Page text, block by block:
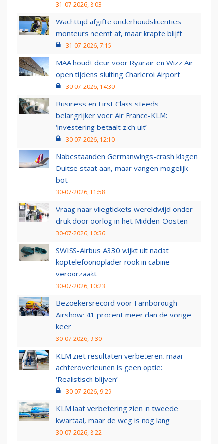
31-07-2026, 8:03
Wachttijd afgifte onderhoudslicenties
monteurs neemt af, maar krapte blijft
31-07-2026, 7:15
MAA houdt deur voor Ryanair en Wizz Air
open tijdens sluiting Charleroi Airport
30-07-2026, 14:30
Business en First Class steeds
belangrijker voor Air France-KLM:
‘investering betaalt zich uit’
30-07-2026, 12:10
Nabestaanden Germanwings-crash klagen
Duitse staat aan, maar vangen mogelijk
bot
30-07-2026, 11:58
Vraag naar vliegtickets wereldwijd onder
druk door oorlog in het Midden-Oosten
30-07-2026, 10:36
SWISS-Airbus A330 wijkt uit nadat
koptelefoonoplader rook in cabine
veroorzaakt
30-07-2026, 10:23
Bezoekersrecord voor Farnborough
Airshow: 41 procent meer dan de vorige
keer
30-07-2026, 9:30
KLM ziet resultaten verbeteren, maar
achteroverleunen is geen optie:
‘Realistisch blijven’
30-07-2026, 9:29
KLM laat verbetering zien in tweede
kwartaal, maar de weg is nog lang
30-07-2026, 8:22